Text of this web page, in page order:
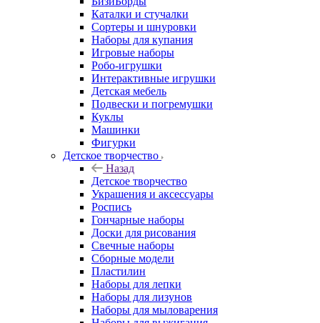
Каталки и стучалки
Сортеры и шнуровки
Наборы для купания
Игровые наборы
Робо-игрушки
Интерактивные игрушки
Детская мебель
Подвески и погремушки
Куклы
Машинки
Фигурки
Детское творчество
Назад
Детское творчество
Украшения и аксессуары
Роспись
Гончарные наборы
Доски для рисования
Свечные наборы
Сборные модели
Пластилин
Наборы для лепки
Наборы для лизунов
Наборы для мыловарения